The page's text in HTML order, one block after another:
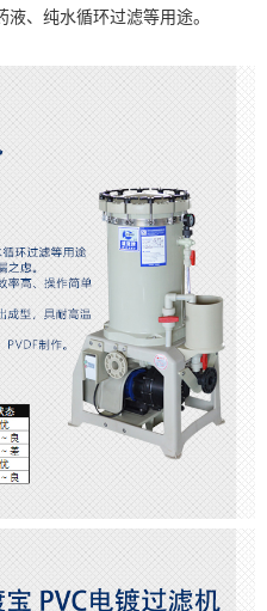
、纯水循环过滤等用途。